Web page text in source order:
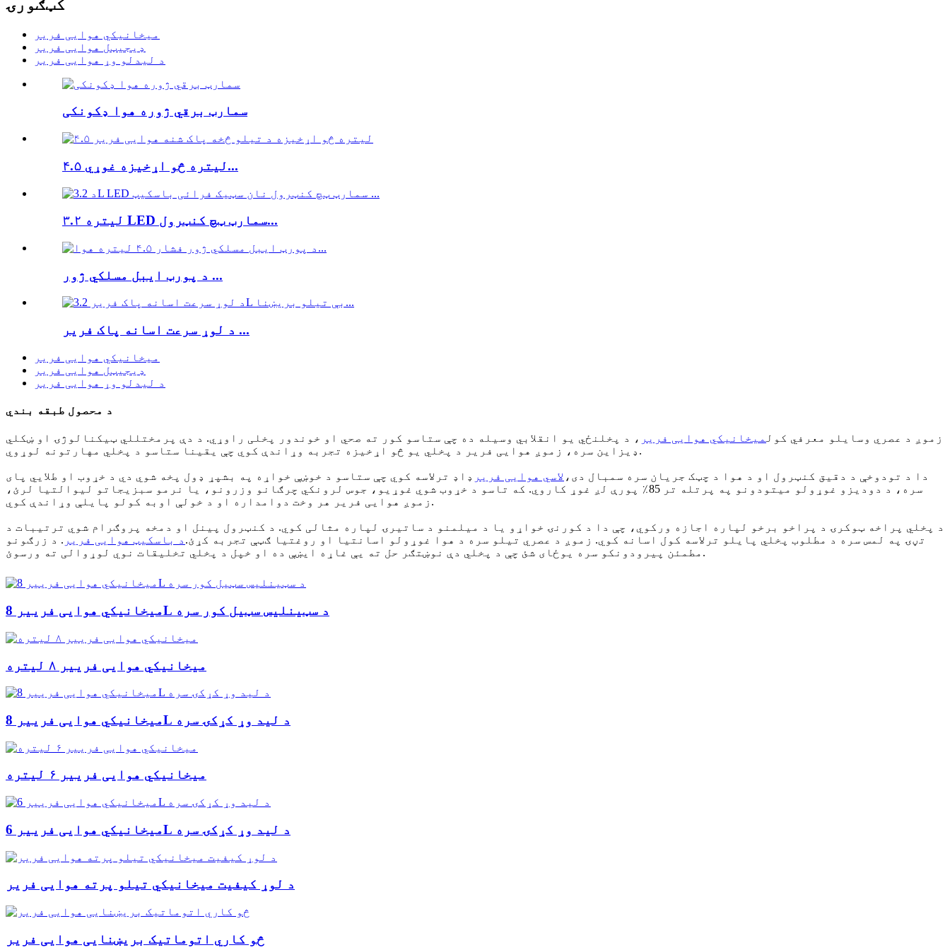
کټګورۍ
میخانیکي هوایی فریر
ډیجیټل هوایی فریر
د لیدلو وړ هوایی فریر
سمارټ برقي ژوره هوا ډکونکی
۴.۵ لیتره څو اړخیزه غوړي...
۳.۲ لیتره LED سمارټ ټچ کنټرول...
د پورټ ایبل مسلکي ژور ...
د لوړ سرعت اسانه پاک فریر ...
میخانیکي هوایی فریر
ډیجیټل هوایی فریر
د لیدلو وړ هوایی فریر
د محصول طبقه بندي
زموږ د عصري وسایلو معرفي کول میخانیکي هوایی فریر ، د پخلنځي یو انقلابي وسیله ده چې ستاسو کور ته صحي او خوندور پخلی راوړي. د دې پرمختللي ټیکنالوژۍ او ښکلي
ډیزاین سره، زموږ هوایی فریر د پخلي یو څو اړخیزه تجربه وړاندې کوي چې یقینا ستاسو د پخلي مهارتونه لوړوي.
دا د تودوخې د دقیق کنټرول او د هوا د چټک جریان سره سمبال دی، لاسي هوایی فریر ډاډ ترلاسه کوي چې ستاسو د خوښې خواړه په بشپړ ډول پخه شوي دي د خړوب او طلايي پای
سره، د دودیزو غوړولو میتودونو په پرتله تر 85٪ پورې لږ غوړ کاروي. که تاسو د خړوب شوي غوړیو، جوس لرونکي چرګانو وزرونو، یا نرمو سبزیجاتو لیوالتیا لرئ،
زموږ هوایی فریر هر وخت دوامداره او د خولې اوبه کولو پایلې وړاندې کوي.
د پخلي پراخه ټوکرۍ د پراخو برخو لپاره اجازه ورکوي، چې دا د کورنۍ خواړو یا د میلمنو د ساتیرۍ لپاره مثالی کوي. د کنټرول پینل او دمخه پروګرام شوي ترتیبات د
تڼۍ په لمس سره د مطلوب پخلي پایلو ترلاسه کول اسانه کوي. زموږ د عصري تیلو سره د هوا غوړولو اسانتیا او روغتیا ګټې تجربه کړئ. د باسکیټ هوایی فریر . د زرګونو
مطمئن پیرودونکو سره یوځای شئ چې د پخلي دې نوښتګر حل ته یې غاړه ایښې ده او خپل د پخلي تخلیقات نوي لوړوالی ته ورسوئ.
میخانیکي هوایی فرییر 8L د سټینلیس سټیل کور سره
میخانیکي هوایی فرییر ۸ لیتره
میخانیکي هوایی فرییر 8L د لید وړ کړکۍ سره
میخانیکي هوایی فرییر ۶ لیتره
میخانیکي هوایی فرییر 6L د لید وړ کړکۍ سره
د لوړ کیفیت میخانیکي تیلو پرته هوایی فریر
څو کاري اتوماتیک بریښنایی هوایی فریر